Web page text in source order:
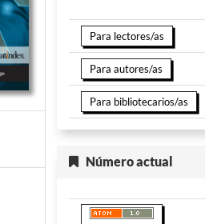
Para lectores/as
Para autores/as
Para bibliotecarios/as
Número actual